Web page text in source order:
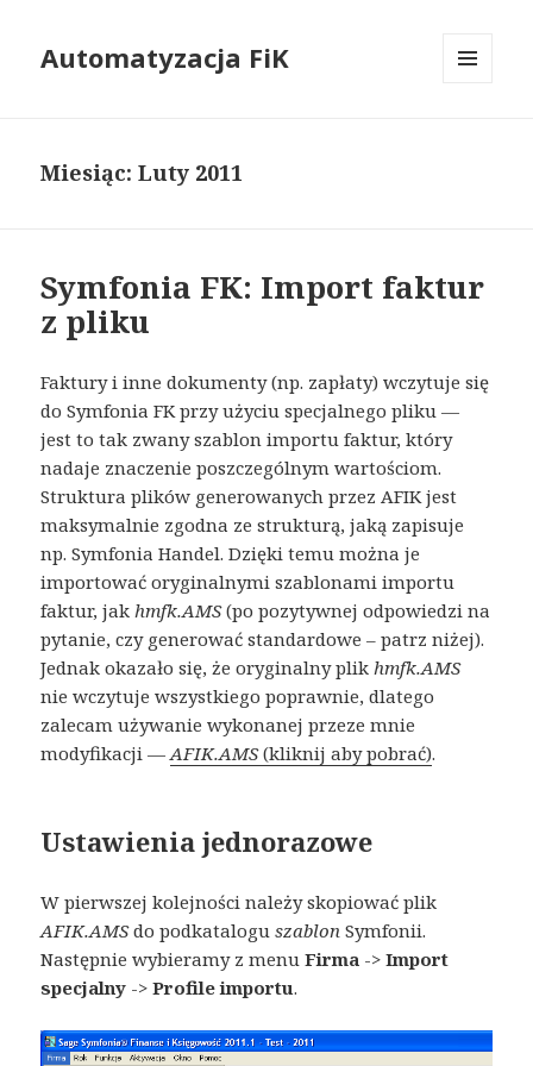
Automatyzacja FiK
Miesiąc: Luty 2011
Symfonia FK: Import faktur
z pliku
Faktury i inne dokumenty (np. zapłaty) wczytuje się
do Symfonia FK przy użyciu specjalnego pliku —
jest to tak zwany szablon importu faktur, który
nadaje znaczenie poszczególnym wartościom.
Struktura plików generowanych przez AFIK jest
maksymalnie zgodna ze strukturą, jaką zapisuje
np. Symfonia Handel. Dzięki temu można je
importować oryginalnymi szablonami importu
faktur, jakhmfk.AMS(po pozytywnej odpowiedzi na
pytanie, czy generować standardowe – patrz niżej).
Jednak okazało się, że oryginalny plikhmfk.AMS
nie wczytuje wszystkiego poprawnie, dlatego
zalecam używanie wykonanej przeze mnie
modyfikacji —AFIK.AMS(kliknij aby pobrać).
Ustawienia jednorazowe
W pierwszej kolejności należy skopiować plik
AFIK.AMSdo podkataloguszablon Symfonii.
Następnie wybieramy z menuFirma ->Import
specjalny ->Profile importu.